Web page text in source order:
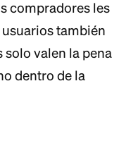
compradores les
también
solo valen la pena
dentro de la